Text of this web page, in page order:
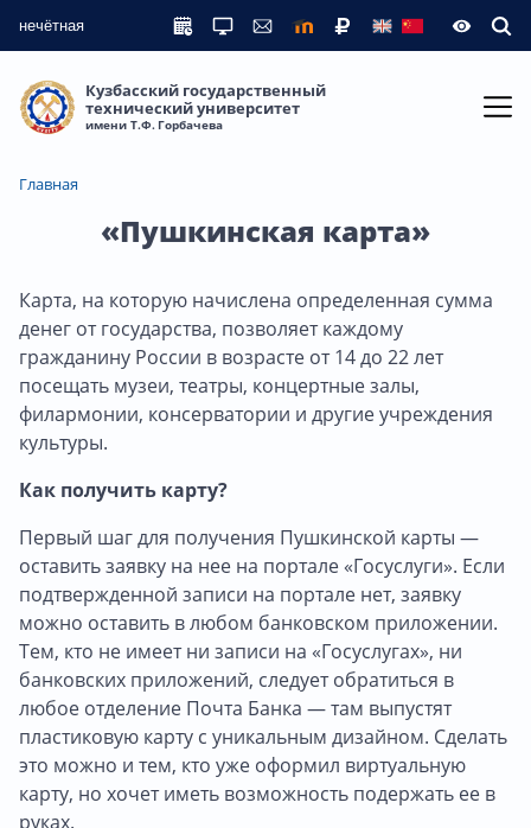
нечётная
Кузбасский государственный
технический университет
имени Т.Ф. Горбачева
Главная
«Пушкинская карта»
Карта, на которую начислена определенная сумма
денег от государства, позволяет каждому
гражданину России в возрасте от 14 до 22 лет
посещать музеи, театры, концертные залы,
филармонии, консерватории и другие учреждения
культуры.
Как получить карту?
Первый шаг для получения Пушкинской карты —
оставить заявку на нее на портале «Госуслуги». Если
подтвержденной записи на портале нет, заявку
можно оставить в любом банковском приложении.
Тем, кто не имеет ни записи на «Госуслугах», ни
банковских приложений, следует обратиться в
любое отделение Почта Банка — там выпустят
пластиковую карту с уникальным дизайном. Сделать
это можно и тем, кто уже оформил виртуальную
карту, но хочет иметь возможность подержать ее в
руках.